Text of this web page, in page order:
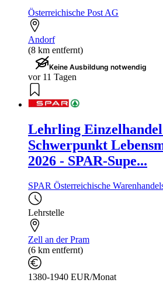
Österreichische Post AG
Andorf
(8 km entfernt)
Keine Ausbildung notwendig
vor 11 Tagen
Lehrling
Schwerpunkt
2026 - SPAR-Supe...
SPAR Österreichische
Lehrstelle
Zell an der Pram
(6 km entfernt)
1380-1940 EUR/Monat